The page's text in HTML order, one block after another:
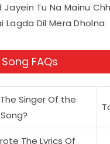
Jayein Tu Na Mainu
Lagda Dil Mera Dholna
FAQs
Singer Of the
The Lyrics Of